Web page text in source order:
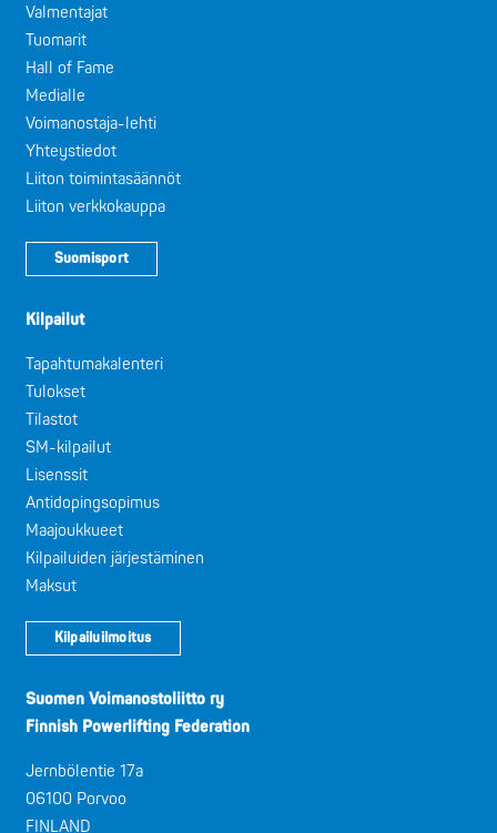
Valmentajat
Tuomarit
Hall of Fame
Medialle
Voimanostaja-lehti
Yhteystiedot
Liiton toimintasäännöt
Liiton verkkokauppa
Suomisport
Kilpailut
Tapahtumakalenteri
Tulokset
Tilastot
SM-kilpailut
Lisenssit
Antidopingsopimus
Maajoukkueet
Kilpailuiden järjestäminen
Maksut
Kilpailuilmoitus
Suomen Voimanostoliitto ry
Finnish Powerlifting Federation
Jernbölentie 17a
06100 Porvoo
FINLAND